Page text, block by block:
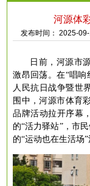
河源体
发布时间： 2025-
日前，河源市
激昂回荡。在“唱
人民抗日战争暨世
围中，河源市体育
品牌活动拉开序幕
的“活力驿站”，市
的“运动也在生活场”